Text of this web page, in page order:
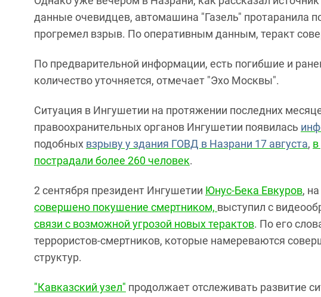
данные очевидцев, автомашина "Газель" протаранила
прогремел взрыв. По оперативным данным, теракт
По предварительной информации, есть погибшие и
количество уточняется, отмечает "Эхо Москвы".
Ситуация в Ингушетии на протяжении последних
правоохранительных органов Ингушетии появилась
подобных взрыву у здания ГОВД в Назрани 17 августа, в
пострадали более 260 человек.
2 сентября президент Ингушетии Юнус-Бека Евкуров,
совершено покушение смертником, выступил с
связи с возможной угрозой новых терактов. По его
террористов-смертников, которые намереваются
структур.
"Кавказский узел" продолжает отслеживать развитие